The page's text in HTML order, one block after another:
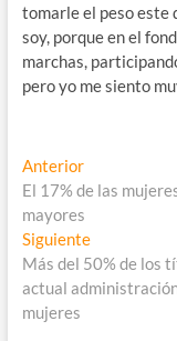
tomarle el peso este
soy, porque en el
marchas,
pero yo me siento
Navegación
de
entradas
AnteriorEntrada
anterior:
El 17% de las
mayores
SiguienteEntrada
siguiente:
Más del 50% de los
actual
mujeres